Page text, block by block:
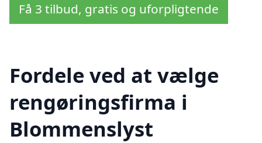
Få 3 tilbud, gratis og uforpligtende
Fordele ved at vælge
rengøringsfirma i
Blommenslyst